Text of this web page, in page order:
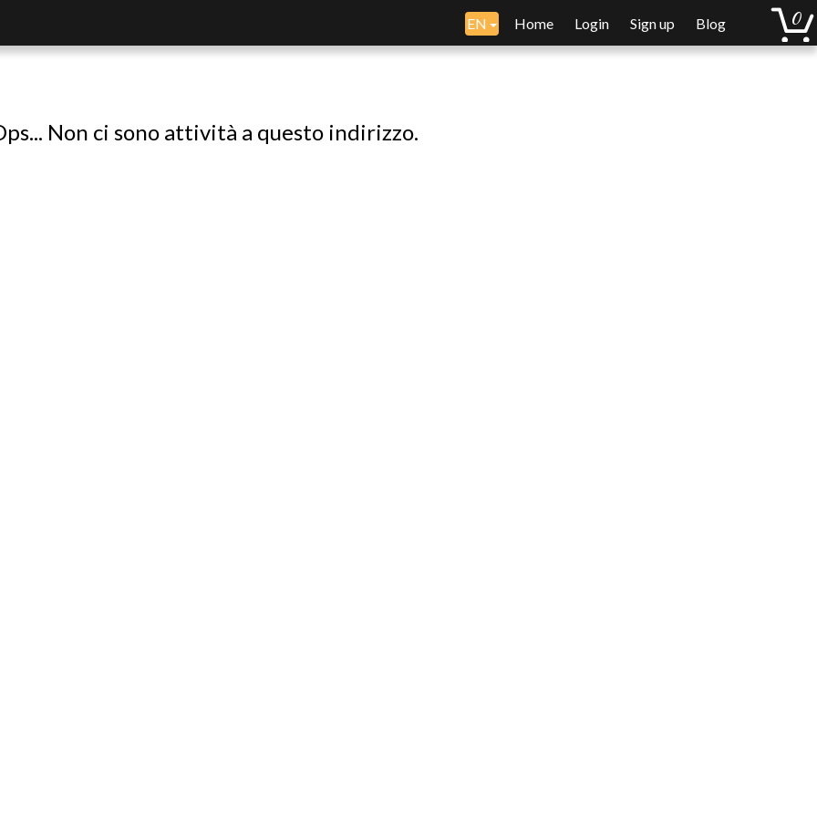
EN Home Login Sign up Blog
Non ci sono attività a questo indirizzo.